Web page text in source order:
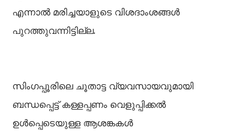
എന്നാല്‍ മരിച്ചയാളുടെ വിശദാംശങ്ങള്‍
പുറത്തുവന്നിട്ടില്ല.
സിംഗപ്പൂരിലെ ചൂതാട്ട വ്യവസായവുമായി
ബന്ധപ്പെട്ട് കള്ളപ്പണം വെളുപ്പിക്കല്‍
ഉള്‍പ്പെടെയുള്ള ആശങ്കകള്‍